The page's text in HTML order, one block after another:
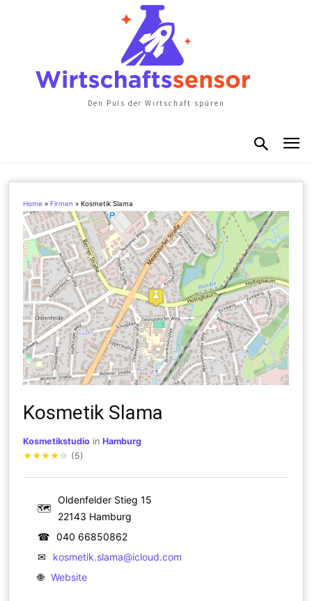
Den Puls der Wirtschaft spüren
Home » Firmen »Kosmetik Slama
Kosmetik Slama
Kosmetikstudio inHamburg
★★★★ ☆ (5)
🗺
Oldenfelder Stieg 15
22143 Hamburg
☎
040 66850862
✉
kosmetik.slama@icloud.com
🌐 Website